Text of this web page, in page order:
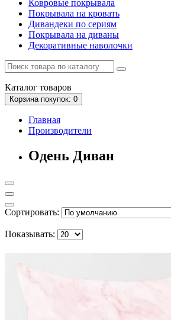
Ковровые покрывала
Покрывала на кровать
Дивандеки по сериям
Покрывала на диваны
Декоративные наволочки
Каталог товаров
Корзина покупок: 0
Главная
Производители
Одень Диван
Сортировать:
Показывать: